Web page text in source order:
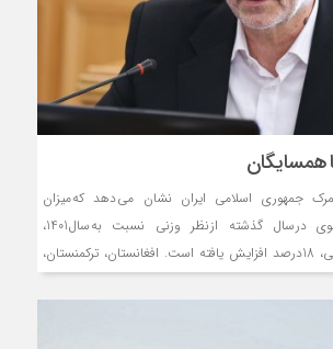
جمهوری اسلامی ایران نشان می دهد که میزان
صادرات خراسان رضوی در سال گذشته از نظر وزنی نسبت به سال1401،
32درصد و از نظر ارزشی، 18درصد افزایش یافته است. افغانستان، ترکمنستان،